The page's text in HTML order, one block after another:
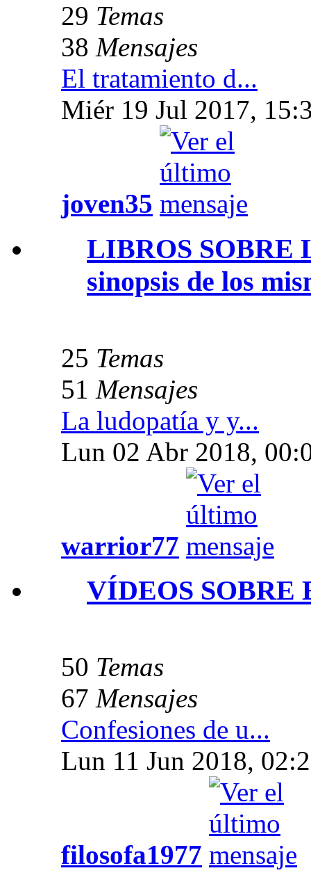
29 Temas
38 Mensajes
El tratamiento d...
Miér 19 Jul 2017,
joven35
LIBROS SOBRE
sinopsis de los
25 Temas
51 Mensajes
La ludopatía y y...
Lun 02 Abr 2018,
warrior77
VÍDEOS SOBRE
50 Temas
67 Mensajes
Confesiones de u...
Lun 11 Jun 2018,
filosofa1977